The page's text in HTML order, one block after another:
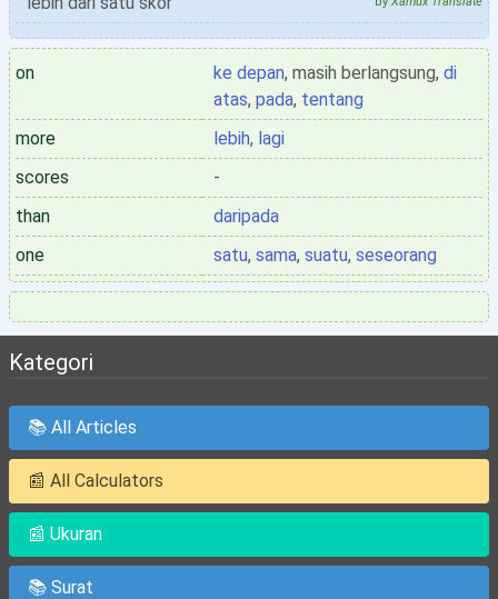
on ke depan, masih berlangsung, di
atas, pada, tentang
more
lebih, lagi
scores
-
than
daripada
one
satu, sama, suatu, seseorang
Kategori
📚 All Articles
📰 All Calculators
📰 Ukuran
📚 Surat